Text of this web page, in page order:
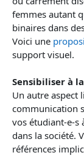
femmes autant
binaires dans
Voici une
support visuel.
Sensibiliser à
Un autre aspect
communication
vos étudiant-e-s
dans la société.
références